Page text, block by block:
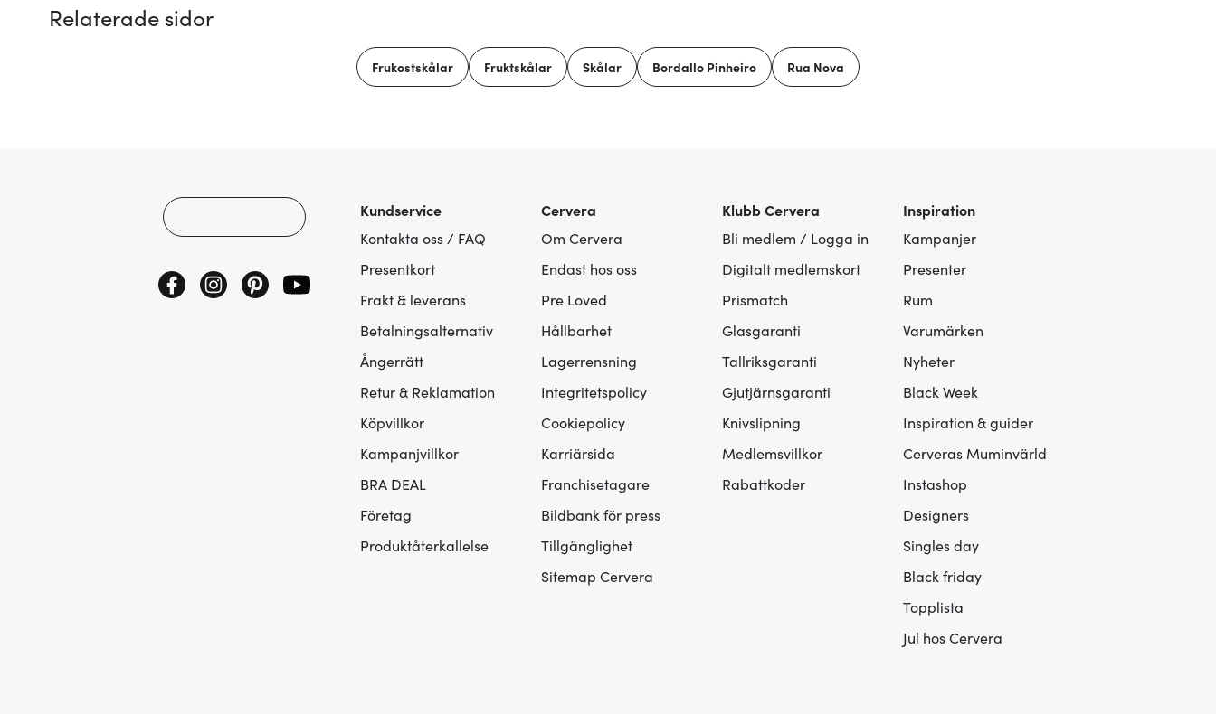
Relaterade sidor
Frukostskålar Fruktskålar Skålar Bordallo Pinheiro Rua Nova
Kundservice
Kontakta oss / FAQ
Presentkort
Frakt & leverans
Betalningsalternativ
Ångerrätt
Retur & Reklamation
Köpvillkor
Kampanjvillkor
BRA DEAL
Företag
Produktåterkallelse
Cervera
Om Cervera
Endast hos oss
Pre Loved
Hållbarhet
Lagerrensning
Integritetspolicy
Cookiepolicy
Karriärsida
Franchisetagare
Bildbank för press
Tillgänglighet
Sitemap Cervera
Klubb Cervera
Bli medlem / Logga in
Digitalt medlemskort
Prismatch
Glasgaranti
Tallriksgaranti
Gjutjärnsgaranti
Knivslipning
Medlemsvillkor
Rabattkoder
Inspiration
Kampanjer
Presenter
Rum
Varumärken
Nyheter
Black Week
Inspiration & guider
Cerveras Muminvärld
Instashop
Designers
Singles day
Black friday
Topplista
Jul hos Cervera